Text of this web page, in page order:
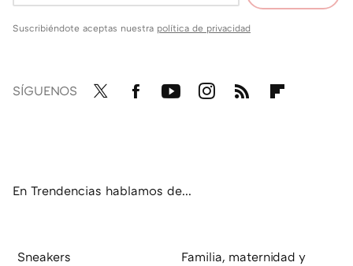
Suscribiéndote aceptas nuestra política de privacidad
SÍGUENOS
En Trendencias hablamos de...
Sneakers
Familia, maternidad y